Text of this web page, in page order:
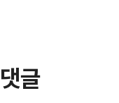
댓글